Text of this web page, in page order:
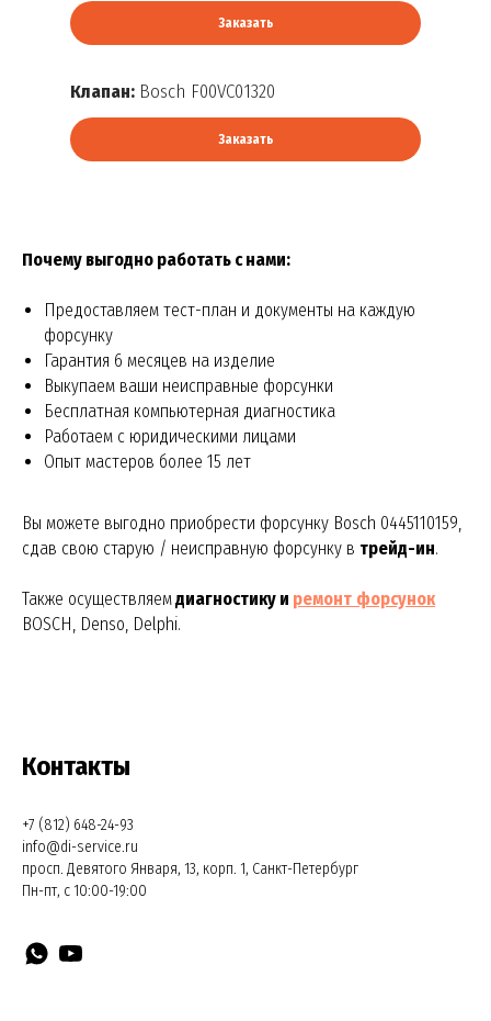
Клапан: Bosch F00VC01320
Заказать
Заказать
Почему выгодно работать с нами:
Предоставляем тест-план и документы на каждую
форсунку
Гарантия 6 месяцев на изделие
Выкупаем ваши неисправные форсунки
Бесплатная компьютерная диагностика
Работаем с юридическими лицами
Опыт мастеров более 15 лет
Вы можете выгодно приобрести форсунку Bosch 0445110159,
сдав свою старую / неисправную форсунку в трейд-ин.
Также осуществляемдиагностику и ремонт форсунок
BOSCH, Denso, Delphi.
Контакты
+7 (812) 648-24-93
info@di-service.ru
просп. Девятого Января, 13, корп. 1, Санкт-Петербург
Пн-пт, с 10:00-19:00